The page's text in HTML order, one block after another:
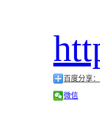
百度分享：
微信